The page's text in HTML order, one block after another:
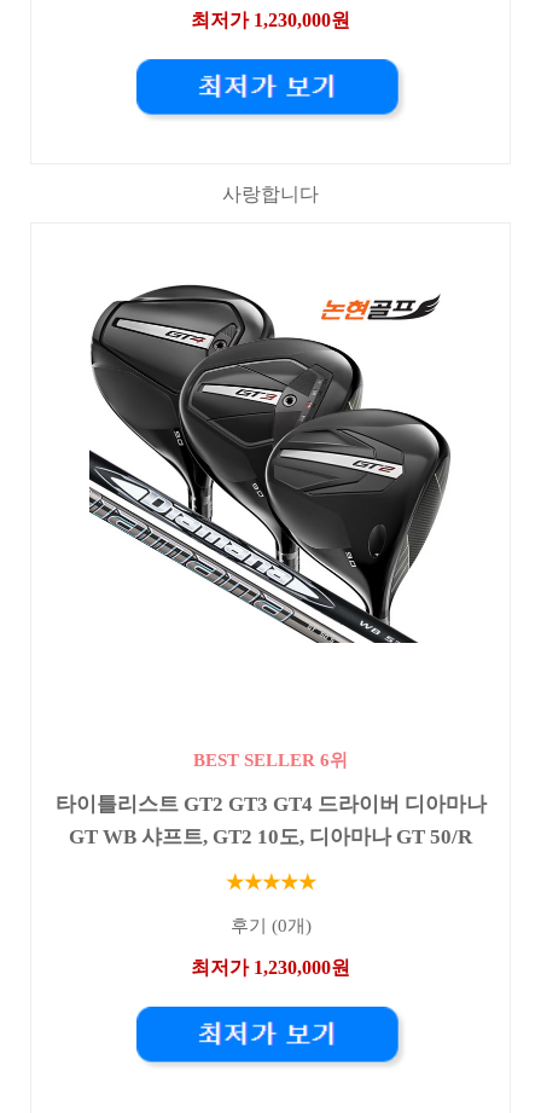
최저가 1,230,000원
사랑합니다
BEST SELLER 6위
타이틀리스트 GT2 GT3 GT4 드라이버 디아마나
GT WB 샤프트, GT2 10도, 디아마나 GT 50/R
★★★★★
후기 (0개)
최저가 1,230,000원